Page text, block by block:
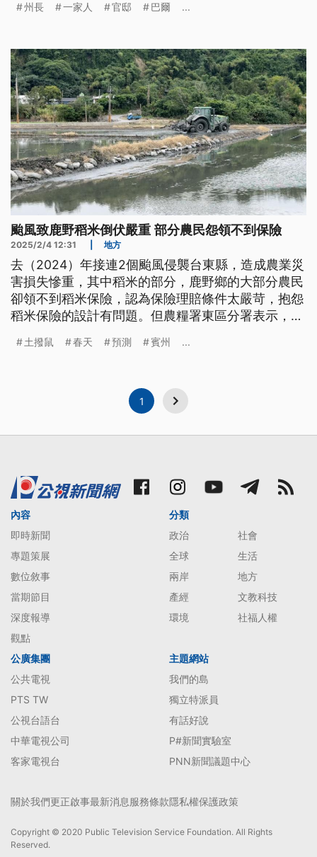
訴。
州長 一家人 官邸 巴爾 ...
颱風致鹿野稻米倒伏嚴重 部分農民怨領不到保險
2025/2/4 12:31 地方
去（2024）年接連2個颱風侵襲台東縣，造成農業災
害損失慘重，其中稻米的部分，鹿野鄉的大部分農民
卻領不到稻米保險，認為保險理賠條件太嚴苛，抱怨
稻米保險的設計有問題。但農糧署東區分署表示，稻
年全國會調整稻米天然災害救助金到每公頃2萬元。
土撥鼠 春天 預測 賓州 ...
1
內容
即時新聞
專題策展
數位敘事
當期節目
深度報導
觀點
分類
政治
社會
全球
生活
兩岸
地方
產經
文教科技
環境
社福人權
公廣集團
公共電視
PTS TW
公視台語台
中華電視公司
客家電視台
主題網站
我們的島
獨立特派員
有話好說
P#新聞實驗室
PNN新聞議題中心
關於我們更正啟事最新消息服務條款隱私權保護政策
Copyright © 2020 Public Television Service Foundation. All Rights
Reserved.